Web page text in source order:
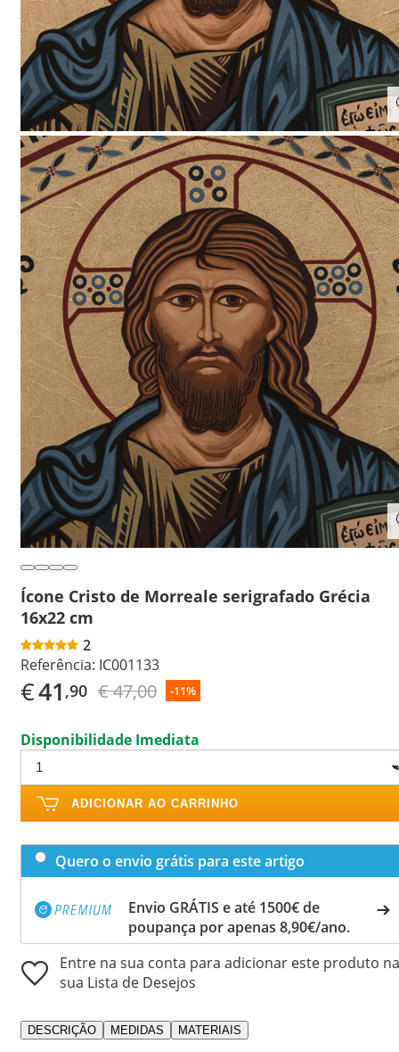
Ícone Cristo de Morreale serigrafado Grécia
16x22 cm
2
Referência: IC001133
€41 ,90 € 47,00 -11%
Disponibilidade Imediata
ADICIONAR AO CARRINHO
Quero o envio grátis para este artigo
Envio GRÁTIS e até 1500€ de
poupança por apenas 8,90€/ano.
Entre na sua conta para adicionar este produto na
sua Lista de Desejos
DESCRIÇÃO MEDIDAS MATERIAIS